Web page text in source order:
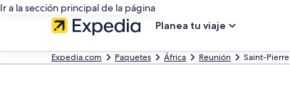
Ir a la sección principal de la página
Planea tu viaje
Expedia.com Paquetes África Reunión Saint-Pierre